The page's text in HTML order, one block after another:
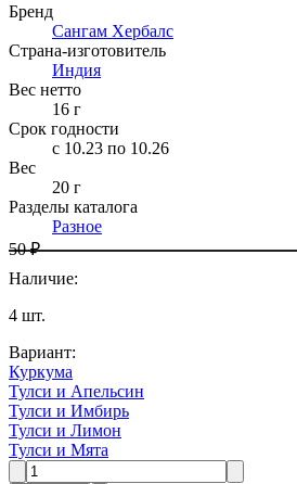
Бренд
Сангам Хербалс
Страна-изготовитель
Индия
Вес нетто
16 г
Срок годности
c 10.23 по 10.26
Вес
20 г
Разделы каталога
Разное
50 ₽
Наличие:
4 шт.
Вариант:
Куркума
Тулси и Апельсин
Тулси и Имбирь
Тулси и Лимон
Тулси и Мята